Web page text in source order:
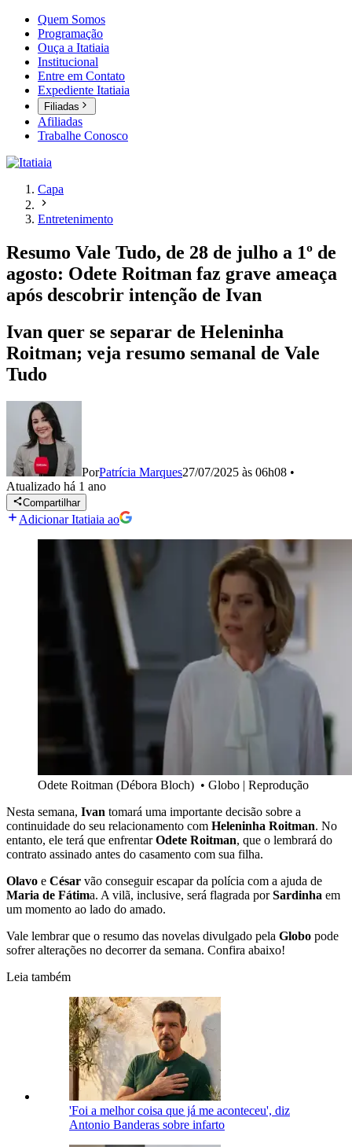
Quem Somos
Programação
Ouça a Itatiaia
Institucional
Entre em Contato
Expediente Itatiaia
Filiadas
Afiliadas
Trabalhe Conosco
Capa
Entretenimento
Resumo Vale Tudo, de 28 de julho a 1º de
agosto: Odete Roitman faz grave ameaça
após descobrir intenção de Ivan
Ivan quer se separar de Heleninha
Roitman; veja resumo semanal de Vale
Tudo
PorPatrícia Marques27/07/2025 às 06h08 •
Atualizado há 1 ano
Compartilhar
Adicionar Itatiaia ao
Odete Roitman (Débora Bloch) • Globo | Reprodução
Nesta semana, Ivan tomará uma importante decisão sobre a
continuidade do seu relacionamento com Heleninha Roitman. No
entanto, ele terá que enfrentarOdete Roitman, que o lembrará do
contrato assinado antes do casamento com sua filha.
Olavo e César vão conseguir escapar da polícia com a ajuda de
Maria de Fátima. A vilã, inclusive, será flagrada porSardinha em
um momento ao lado do amado.
Vale lembrar que o resumo das novelas divulgado pela Globo pode
sofrer alterações no decorrer da semana. Confira abaixo!
Leia também
'Foi a melhor coisa que já me aconteceu', diz
Antonio Banderas sobre infarto